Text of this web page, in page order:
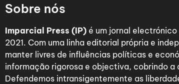
Sobre nós
Imparcial Press (IP) é um jornal
2021. Com uma linha editorial própria e
manter livres de influências políticas e
informação rigorosa e objectiva, cobrindo
Defendemos intransigentemente as